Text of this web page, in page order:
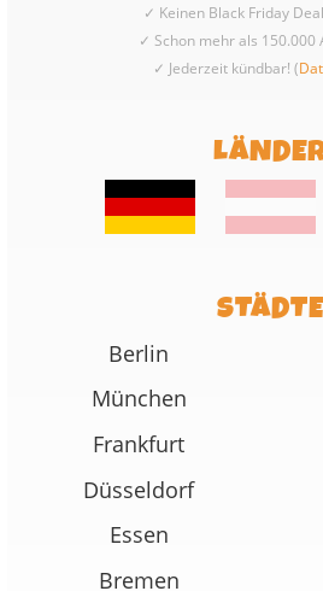
✓ Keinen Black Friday
✓ Schon mehr als 150.000
✓ Jederzeit kündbar! (
STÄDTE
Berlin
München
Frankfurt
Düsseldorf
Essen
Bremen